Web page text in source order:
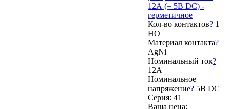
12А (= 5В DC) -
герметичное
Кол-во контактов? 1
НО
Материал контакта?
AgNi
Номинальный ток?
12А
Номинальное
напряжение? 5В DC
Серия: 41
Ваша цена: